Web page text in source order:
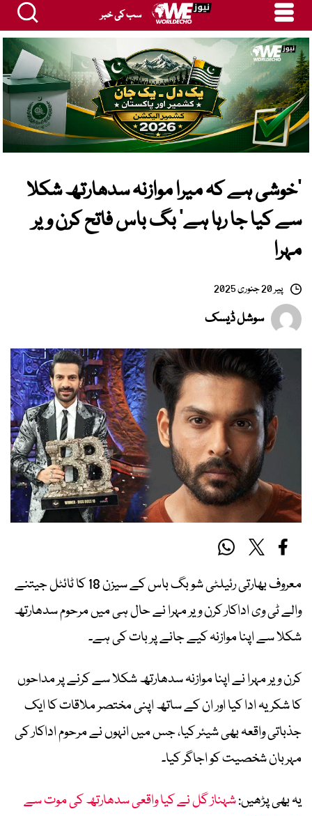
سب کی خبر
’خوشی ہے کہ میرا موازنہ سدھارتھ شکلا
سے کیا جا رہا ہے‘ بگ باس فاتح کرن ویر
مہرا
پیر 20 جنوری 2025
سوشل ڈیسک
معروف بھارتی رئیلٹی شو بگ باس کے سیزن 18 کا ٹائٹل جیتنے
والے ٹی وی اداکار کرن ویر مہرا نے حال ہی میں مرحوم سدھارتھ
شکلا سے اپنا موازنہ کیے جانے پر بات کی ہے۔
کرن ویر مہرا نے اپنا موازنہ سدھارتھ شکلا سے کرنے پر مداحوں
کا شکریہ ادا کیا اور ان کے ساتھ اپنی مختصر ملاقات کا ایک
جذباتی واقعہ بھی شیئر کیا، جس میں انہوں نے مرحوم اداکار کی
مہربان شخصیت کو اجاگر کیا۔
یہ بھی پڑھیں:شہناز گل نے کیا واقعی سدھارتھ کی موت سے